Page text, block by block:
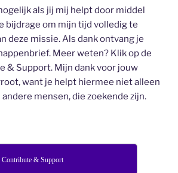
als jij mij helpt door middel
bijdrage om mijn tijd volledig te
deze missie. Als dank ontvang je
Meer weten? Klik op de
& Support. Mijn dank voor jouw
want je helpt hiermee niet alleen
mensen, die zoekende zijn.
Contribute & Support